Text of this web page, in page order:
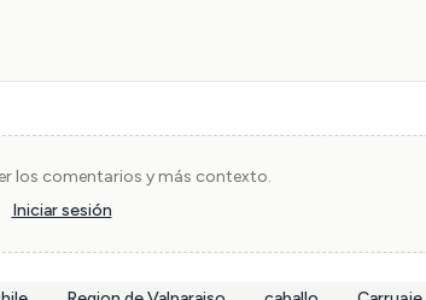
los comentarios y más contexto.
Iniciar sesión